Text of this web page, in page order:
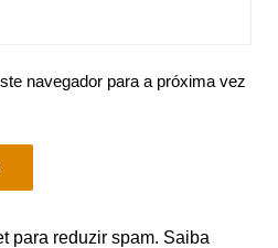
navegador para a próxima vez
para reduzir spam. Saiba